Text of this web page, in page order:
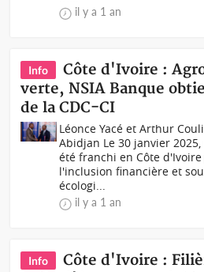
il y a 1 an
Info
Côte d'Ivoire :
verte, NSIA Banque
de la CDC-CI
Léonce Yacé et Arthur
Abidjan Le 30 janvier
été franchi en Côte
l'inclusion financière et
écologi...
il y a 1 an
Info
Côte d'Ivoire :